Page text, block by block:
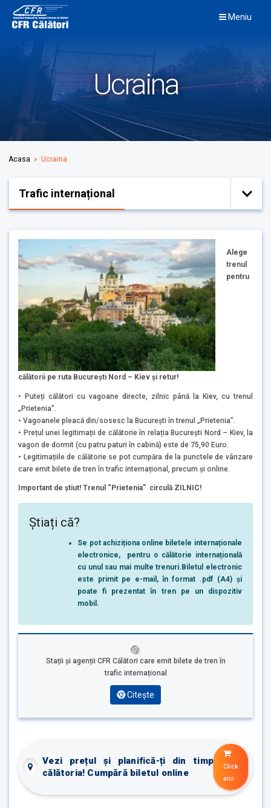
content
Meniu
Ucraina
Acasa » Ucraina
Trafic internațional
Alege
trenul
pentru
călătorii pe ruta București Nord – Kiev și retur!
• Puteți călători cu vagoane directe, zilnic până la Kiev, cu trenul
„Prietenia”.
• Vagoanele pleacă din/sosesc la București în trenul „Prietenia”.
• Prețul unei legitimații de călătorie în relația București Nord – Kiev, la
vagon de dormit (cu patru paturi în cabină) este de 75,90 Euro.
• Legitimațiile de călătorie se pot cumpăra de la punctele de vânzare
care emit bilete de tren în trafic internațional, precum și online.
Important de știut! Trenul “Prietenia” circulă ZILNIC!
Știați că?
Se pot achiziționa online biletele internaționale
electronice, pentru o călătorie internațională
cu unul sau mai multe trenuri.Biletul electronic
este primit pe e-mail, în format .pdf (A4) și
poate fi prezentat în tren pe un dispozitiv
mobil.
Stații și agenții CFR Călători care emit bilete de tren în
trafic internațional
Citește
Vezi prețul și planifică-ți din timp
călătoria! Cumpără biletul online
Click
aici